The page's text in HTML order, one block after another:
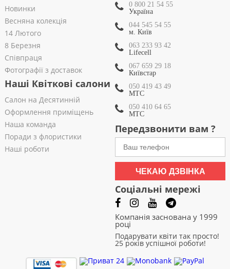
Новинки
Весняна колекція
14 Лютого
8 Березня
Співпраця
Фотографії з доставок
Наші Квіткові салони
Салон на Десятинній
Оформлення приміщень
Наша команда
Поради з флористики
Наші роботи
0 800 21 54 55
Україна
044 545 54 55
м. Київ
063 233 93 42
Lifecell
067 659 29 18
Київстар
050 419 43 49
МТС
050 410 64 65
МТС
Передзвонити вам ?
ЧЕКАЮ ДЗВІНКА
Соціальні мережі
Компанія заснована у 1999
році
Подарувати квіти так просто!
25 років успішної роботи!